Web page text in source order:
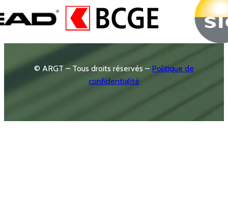
© ARGT – Tous droits réservés – Politique de
confidentialité